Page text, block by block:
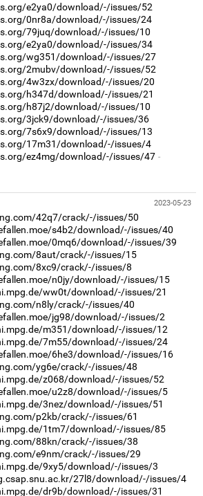
e2ya0/download/-/issues/52
0nr8a/download/-/issues/24
79juq/download/-/issues/10
e2ya0/download/-/issues/34
wg351/download/-/issues/27
2mubv/download/-/issues/52
4w3zx/download/-/issues/20
h347d/download/-/issues/21
h87j2/download/-/issues/10
3jck9/download/-/issues/36
7s6x9/download/-/issues/13
17m31/download/-/issues/4
ez4mg/download/-/issues/47
2023-05-23
42q7/crack/-/issues/50
s4b2/download/-/issues/40
0mq6/download/-/issues/39
8aut/crack/-/issues/15
8xc9/crack/-/issues/8
n0jy/download/-/issues/15
ww0t/download/-/issues/21
n8ly/crack/-/issues/40
jg98/download/-/issues/2
m351/download/-/issues/12
7m55/download/-/issues/24
6he3/download/-/issues/16
yg6e/crack/-/issues/48
z068/download/-/issues/52
u2z8/download/-/issues/5
3nez/download/-/issues/51
p2kb/crack/-/issues/61
1tm7/download/-/issues/85
88kn/crack/-/issues/38
e9nm/crack/-/issues/29
9xy5/download/-/issues/3
27l8/download/-/issues/4
dr9b/download/-/issues/31